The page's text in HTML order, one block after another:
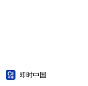
即时中国